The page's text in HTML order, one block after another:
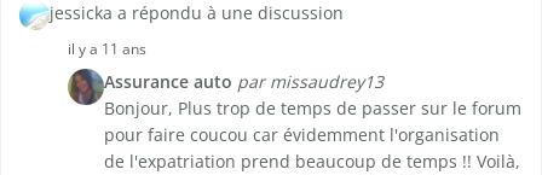
jessicka a répondu à une discussion
il y a 11 ans
Assurance auto par missaudrey13
Bonjour, Plus trop de temps de passer sur le forum
pour faire coucou car évidemment l'organisation
de l'expatriation prend beaucoup de temps !! Voilà,